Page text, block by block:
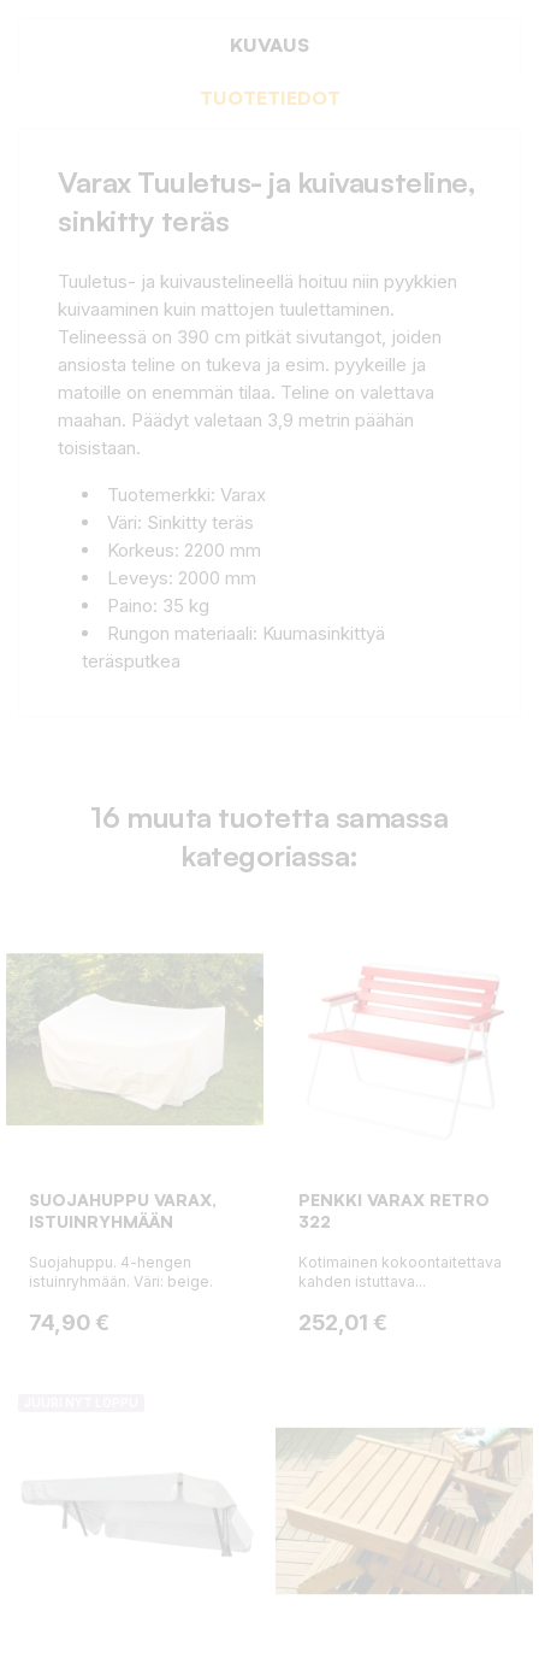
KUVAUS
TUOTETIEDOT
Varax Tuuletus- ja kuivausteline,
sinkitty teräs
Tuuletus- ja kuivaustelineellä hoituu niin pyykkien
kuivaaminen kuin mattojen tuulettaminen.
Telineessä on 390 cm pitkät sivutangot, joiden
ansiosta teline on tukeva ja esim. pyykeille ja
matoille on enemmän tilaa. Teline on valettava
maahan. Päädyt valetaan 3,9 metrin päähän
toisistaan.
Tuotemerkki: Varax
Väri: Sinkitty teräs
Korkeus: 2200 mm
Leveys: 2000 mm
Paino: 35 kg
Rungon materiaali: Kuumasinkittyä
teräsputkea
16 muuta tuotetta samassa
kategoriassa:
SUOJAHUPPU VARAX,
ISTUINRYHMÄÄN
Suojahuppu. 4-hengen
istuinryhmään. Väri: beige.
Hinta
74,90 €
PENKKI VARAX RETRO
322
Kotimainen kokoontaitettava
kahden istuttava...
Hinta
252,01 €